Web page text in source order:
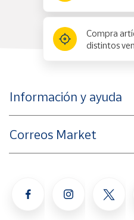
Compra
distintos
Información y ayuda
Correos Market